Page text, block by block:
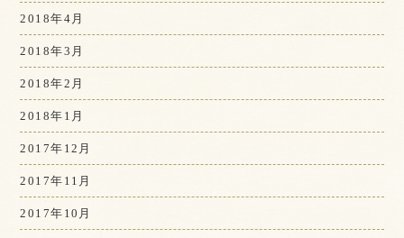
2018年4月
2018年3月
2018年2月
2018年1月
2017年12月
2017年11月
2017年10月